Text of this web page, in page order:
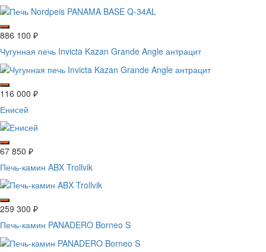
886 100 ₽
Чугунная печь Invicta Kazan Grande Angle антрацит
116 000 ₽
Енисей
67 850 ₽
Печь-камин ABX Trollvik
259 300 ₽
Печь-камин PANADERO Borneo S